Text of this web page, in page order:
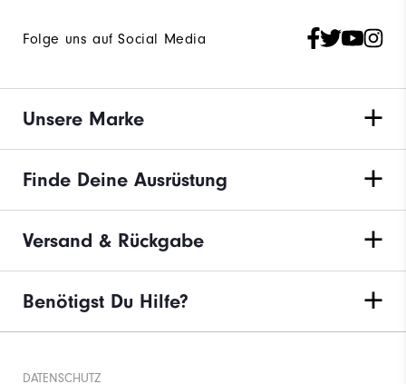
Folge uns auf Social Media
Unsere Marke
Finde Deine Ausrüstung
Versand & Rückgabe
Benötigst Du Hilfe?
DATENSCHUTZ